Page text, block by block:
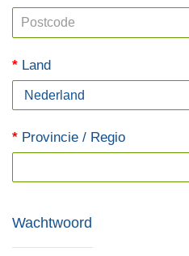
Land
Provincie / Regio
Wachtwoord